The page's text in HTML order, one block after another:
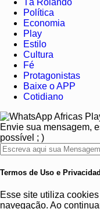
Política
Economia
Play
Estilo
Cultura
Fé
Protagonistas
Baixe o APP
Cotidiano
Africas
Envie sua mensagem,
possível ; )
Termos de Uso e
Esse site utiliza
navegação. Ao